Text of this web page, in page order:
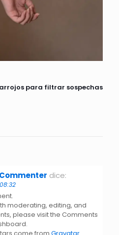
para filtrar sospechas
dice:
moderating, editing, and
please visit the Comments